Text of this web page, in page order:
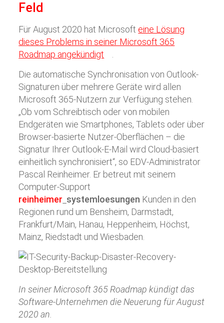
Feld
Für August 2020 hat Microsoft eine Lösung
dieses Problems in seiner Microsoft 365
Roadmap angekündigt
Die automatische Synchronisation von Outlook-
Signaturen über mehrere Geräte wird allen
Microsoft 365-Nutzern zur Verfügung stehen.
„Ob vom Schreibtisch oder von mobilen
Endgeräten wie Smartphones, Tablets oder über
Browser-basierte Nutzer-Oberflächen – die
Signatur Ihrer Outlook-E-Mail wird Cloud-basiert
einheitlich synchronisiert“, so EDV-Administrator
Pascal Reinheimer. Er betreut mit seinem
Computer-Support
reinheimer systemloesungen Kunden in den
Regionen rund um Bensheim, Darmstadt,
Frankfurt/Main, Hanau, Heppenheim, Höchst,
Mainz, Riedstadt und Wiesbaden.
In seiner Microsoft 365 Roadmap kündigt das
Software-Unternehmen die Neuerung für August
2020 an.